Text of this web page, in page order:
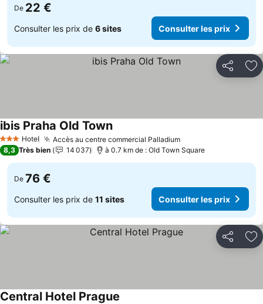
De 22 €
Consulter les prix de 6 sites Consulter les prix
Partager
3 ÉtoilesHotel Accès au centre commercial PalladiumConsulter les prix
ibis Praha Old TownConsulter les prix
8,3 Très bien 14 037 à 0.7 km de : Old Town Square
De 76 €
Consulter les prix de 11 sites Consulter les prix
Partager
Central Hotel Prague